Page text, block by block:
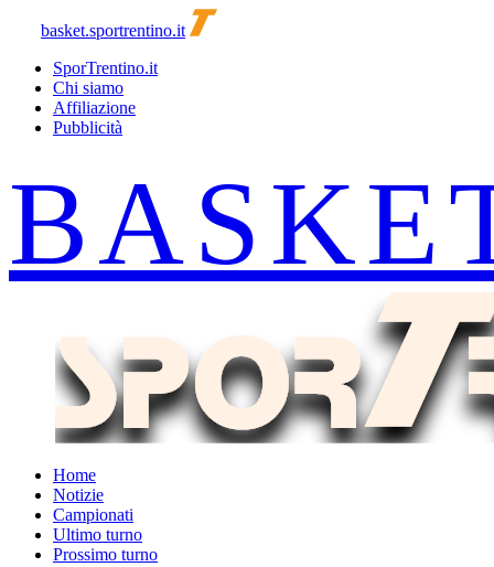
basket.sportrentino.it
SporTrentino.it
Chi siamo
Affiliazione
Pubblicità
Home
Notizie
Campionati
Ultimo turno
Prossimo turno